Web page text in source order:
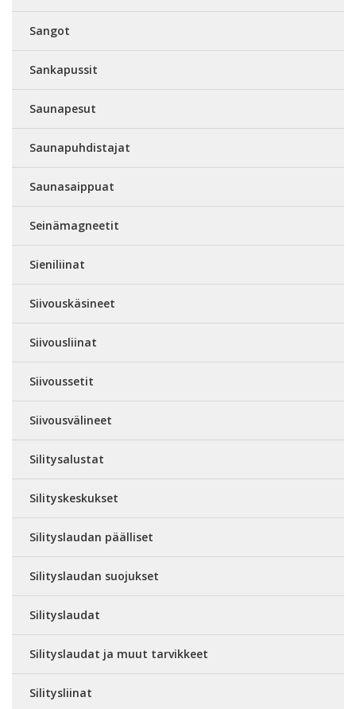
Sangot
Sankapussit
Saunapesut
Saunapuhdistajat
Saunasaippuat
Seinämagneetit
Sieniliinat
Siivouskäsineet
Siivousliinat
Siivoussetit
Siivousvälineet
Silitysalustat
Silityskeskukset
Silityslaudan päälliset
Silityslaudan suojukset
Silityslaudat
Silityslaudat ja muut tarvikkeet
Silitysliinat